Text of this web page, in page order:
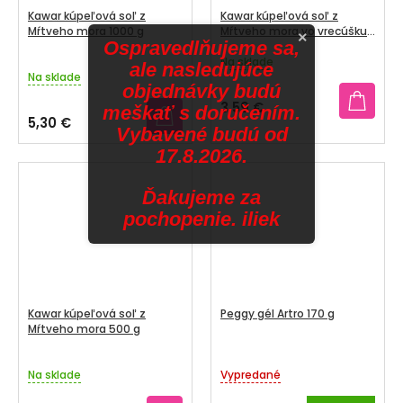
Kawar kúpeľová soľ z
Mŕtveho mora 1000 g
Na sklade
5,30 €
Kawar kúpeľová soľ z
Mŕtveho mora vo vrecúšku
600 g
Priemerné
hodnotenie
produktu
je
5,0
z
5
Na sklade
3,59 €
Kawar kúpeľová soľ z
Mŕtveho mora 500 g
Na sklade
Peggy gél Artro 170 g
Vypredané
×
Ospravedlňujeme sa,
ale nasledujúce
objednávky budú
meškať s doručením.
Vybavené budú od
17.8.2026.
Ďakujeme za
pochopenie. iliek